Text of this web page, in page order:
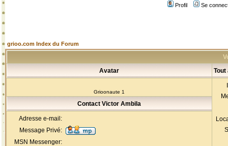
Profil
Se
grioo.com Index du Forum
Avatar
Tout
Grioonaute 1
Contact Victor Ambila
Adresse e-mail:
Message Privé:
MSN Messenger: